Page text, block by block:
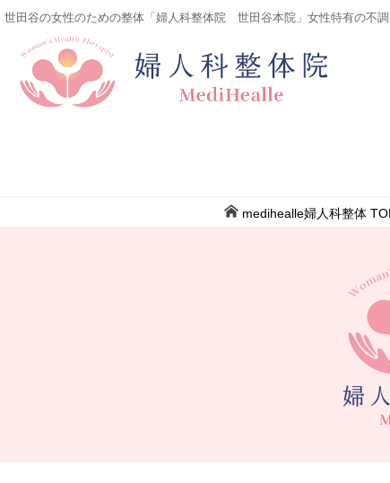
世田谷の女性のための整体「婦人科整体院 世田谷本院」女性特有の不
medihealle婦人科整体